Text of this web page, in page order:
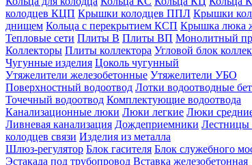
колодцев КЦП Крышки колодцев ППЛ Крышки
днищем Кольца с перекрытием КСП Крышка люка
Тепловые сети Плиты В Плиты ВП Монолитный
Коллекторы Плиты коллектора Угловой блок
Чугунные изделия Цоколь чугунный
Утяжелители железобетонные Утяжелители УБО
Поверхностный водоотвод Лотки водоотводные
Точечный водоотвод Комплектующие водоотвода
Канализационные люки Люки легкие Люки
Ливневая канализация Дождеприемники
колодцев связи Изделия из металла
Шлюз-регулятор Блок гасителя Блок служебного
Эстакада под трубопровод Вставка железобетонная